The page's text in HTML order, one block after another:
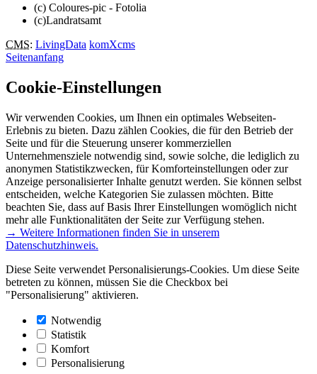
(c) Coloures-pic - Fotolia
(c)Landratsamt
CMS: LivingData komXcms
Seitenanfang
Cookie-Einstellungen
Wir verwenden Cookies, um Ihnen ein optimales Webseiten-
Erlebnis zu bieten. Dazu zählen Cookies, die für den Betrieb der
Seite und für die Steuerung unserer kommerziellen
Unternehmensziele notwendig sind, sowie solche, die lediglich zu
anonymen Statistikzwecken, für Komforteinstellungen oder zur
Anzeige personalisierter Inhalte genutzt werden. Sie können selbst
entscheiden, welche Kategorien Sie zulassen möchten. Bitte
beachten Sie, dass auf Basis Ihrer Einstellungen womöglich nicht
mehr alle Funktionalitäten der Seite zur Verfügung stehen.
→ Weitere Informationen finden Sie in unserem
Datenschutzhinweis.
Diese Seite verwendet Personalisierungs-Cookies. Um diese Seite
betreten zu können, müssen Sie die Checkbox bei
"Personalisierung" aktivieren.
Notwendig
Statistik
Komfort
Personalisierung